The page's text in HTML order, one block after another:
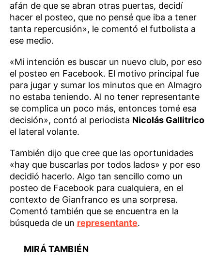
afán de que se abran otras puertas, decidí
hacer el posteo, que no pensé que iba a tener
tanta repercusión», le comentó el futbolista a
ese medio.
«Mi intención es buscar un nuevo club, por eso
el posteo en Facebook. El motivo principal fue
para jugar y sumar los minutos que en Almagro
no estaba teniendo. Al no tener representante
se complica un poco más, entonces tomé esa
decisión», contó al periodista Nicolás Gallitrico
el lateral volante.
También dijo que cree que las oportunidades
«hay que buscarlas por todos lados» y por eso
decidió hacerlo. Algo tan sencillo como un
posteo de Facebook para cualquiera, en el
contexto de Gianfranco es una sorpresa.
Comentó también que se encuentra en la
búsqueda de un representante.